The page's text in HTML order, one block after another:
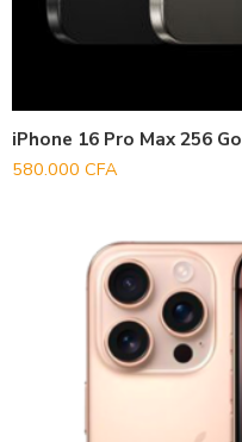
iPhone 16 Pro Max 256 Go
580.000 CFA